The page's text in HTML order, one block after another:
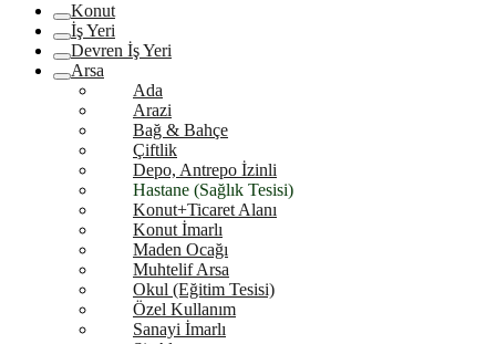
Konut
İş Yeri
Devren İş Yeri
Arsa
Ada
Arazi
Bağ & Bahçe
Çiftlik
Depo, Antrepo İzinli
Hastane (Sağlık Tesisi)
Konut+Ticaret Alanı
Konut İmarlı
Maden Ocağı
Muhtelif Arsa
Okul (Eğitim Tesisi)
Özel Kullanım
Sanayi İmarlı